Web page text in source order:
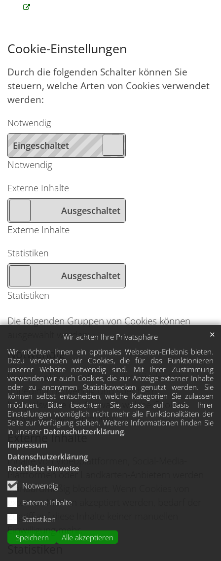
Wir achten Ihre Privatsphäre
Wir möchten Ihnen ein optimales Webseiten-Erlebnis bieten.
Dazu verwenden wir Cookies, die für das Funktionieren
unserer Website notwendig sind. Mit Ihrer Zustimmung
verwenden wir auch Cookies, die zur Anzeige externer Inhalte
oder zu anonymen Statistikzwecken genutzt werden. Sie
können selbst entscheiden, welche Kategorien Sie zulassen
möchten. Bitte beachten Sie, dass auf Basis Ihrer
Einstellungen womöglich nicht mehr alle Funktionalitäten der
Seite zur Verfügung stehen. Weitere Informationen finden Sie
in unserer Datenschutzerklärung.
Notwendig
Externe Inhalte
Statistiken
Speichern
Alle akzeptieren
✕
Impressum
Datenschutzerklärung
Rechtliche Hinweise
Cookie-Einstellungen
Durch die folgenden Schalter können Sie
steuern, welche Arten von Cookies verwendet
werden:
Notwendig
Notwendig
Externe Inhalte
Externe Inhalte
Statistiken
Statistiken
Die folgenden Gruppen von Cookies können
ausgewählt werden:
Notwendig
Diese Cookies sind für den Betrieb der Seite
unbedingt notwendig und speichern
beispielsweise die Auswahl, welche Cookies
verwenden werden dürfen.
Externe Inhalte
Inhalte von Videoplattformen, Social-Media-
Plattformen oder Landkarten-Anbietern werden
standardmäßig blockiert. Wenn Cookies von
externen Medien akzeptiert werden, bedarf der
Zugriff auf diese Inhalte keiner manuellen
Einwilligung mehr.